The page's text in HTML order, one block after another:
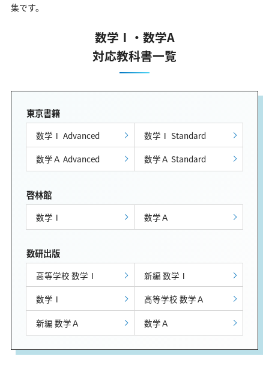
集です。
数学Ⅰ・数学A
対応教科書一覧
東京書籍
数学Ⅰ Advanced
数学Ⅰ Standard
数学Ａ Advanced
数学Ａ Standard
啓林館
数学Ⅰ 数学Ａ
数研出版
高等学校 数学Ⅰ
新編 数学Ⅰ
数学Ⅰ
高等学校 数学Ａ
新編 数学Ａ
数学Ａ